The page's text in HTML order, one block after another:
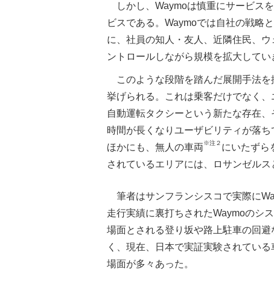
しかし、Waymoは慎重にサービス
ビスである。Waymoでは自社の戦略
に、社員の知人・友人、近隣住民、
ントロールしながら規模を拡大して
このような段階を踏んだ展開手法
挙げられる。これは乗客だけでなく
自動運転タクシーという新たな存在
時間が長くなりユーザビリティが落
ほかにも、無人の車両※注２ にいたずら
されているエリアには、ロサンゼル
筆者はサンフランシスコで実際に
走行実績に裏打ちされたWaymoのシ
場面とされる登り坂や路上駐車の回
く、現在、日本で実証実験されてい
場面が多々あった。